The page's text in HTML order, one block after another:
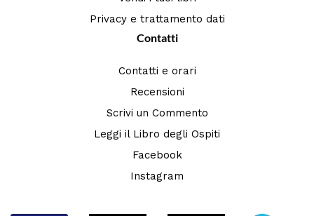
Privacy e trattamento dati
Contatti
Contatti e orari
Recensioni
Scrivi un Commento
Leggi il Libro degli Ospiti
Facebook
Instagram